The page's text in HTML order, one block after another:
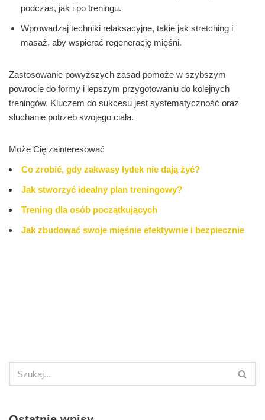
podczas, jak i po treningu.
Wprowadzaj techniki relaksacyjne, takie jak stretching i
masaż, aby wspierać regenerację mięśni.
Zastosowanie powyższych zasad pomoże w szybszym
powrocie do formy i lepszym przygotowaniu do kolejnych
treningów. Kluczem do sukcesu jest systematyczność oraz
słuchanie potrzeb swojego ciała.
Może Cię zainteresować
Co zrobić, gdy zakwasy łydek nie dają żyć?
Jak stworzyć idealny plan treningowy?
Trening dla osób początkujących
Jak zbudować swoje mięśnie efektywnie i bezpiecznie